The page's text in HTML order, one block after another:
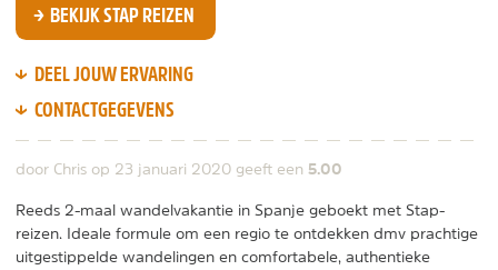
BEKIJK STAP REIZEN
DEEL JOUW ERVARING
CONTACTGEGEVENS
door Chris op 23 januari 2020 geeft een 5.00
Reeds 2-maal wandelvakantie in Spanje geboekt met Stap-
reizen. Ideale formule om een regio te ontdekken dmv prachtige
uitgestippelde wandelingen en comfortabele, authentieke